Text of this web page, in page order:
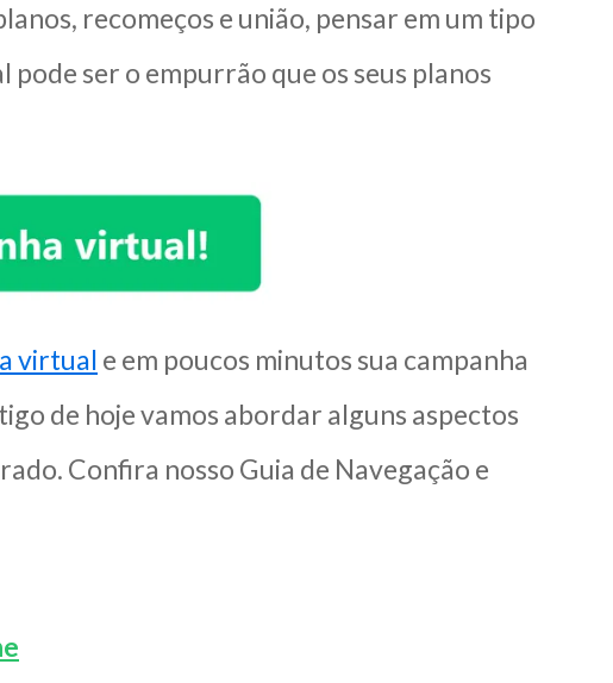
recomeços e união, pensar em um tipo
ser o empurrão que os seus planos
virtual e em poucos minutos sua campanha
de hoje vamos abordar alguns aspectos
Confira nosso Guia de Navegação e